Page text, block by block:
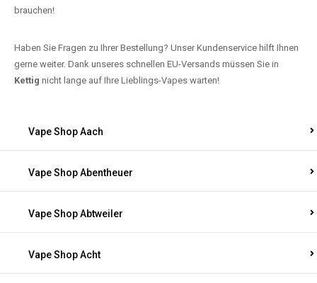
brauchen!
Haben Sie Fragen zu Ihrer Bestellung? Unser Kundenservice hilft Ihnen
gerne weiter. Dank unseres schnellen EU-Versands müssen Sie in
Kettig nicht lange auf Ihre Lieblings-Vapes warten!
Vape Shop Aach
Vape Shop Abentheuer
Vape Shop Abtweiler
Vape Shop Acht